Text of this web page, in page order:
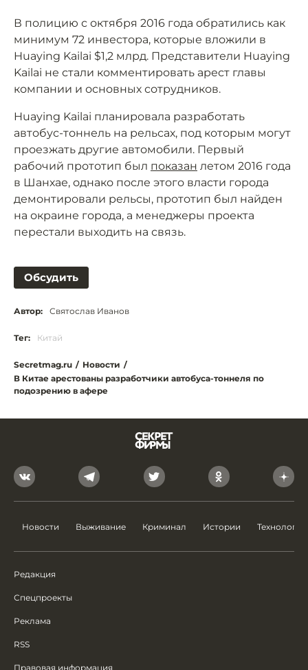
В полицию с октября 2016 года обратились как
минимум 72 инвестора, которые вложили в
Huaying Kailai $1,2 млрд. Представители Huaying
Kailai не стали комментировать арест главы
компании и основных сотрудников.
Huaying Kailai планировала разработать
автобус-тоннель на рельсах, под которым могут
проезжать другие автомобили. Первый
рабочий прототип был показан летом 2016 года
в Шанхае, однако после этого власти города
демонтировали рельсы, прототип был найден
на окраине города, а менеджеры проекта
перестали выходить на связь.
Обсудить
Автор: Святослав Иванов
Тег: Китай
Secretmag.ru / Новости /
В Китае арестованы разработчики автобуса-тоннеля по
подозрению в афере
Новости Выживание Криминал Истории Технологии
Редакция
Спецпроекты
Реклама
RSS
Правовая информация